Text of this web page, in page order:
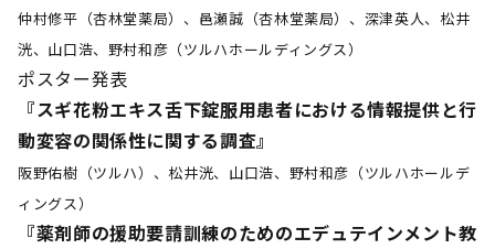
仲村修平（杏林堂薬局）、邑瀬誠（杏林堂薬局）、深津英人、松井
洸、山口浩、野村和彦（ツルハホールディングス）
ポスター発表
『スギ花粉エキス舌下錠服用患者における情報提供と行
動変容の関係性に関する調査』
阪野佑樹（ツルハ）、松井洸、山口浩、野村和彦（ツルハホールデ
ィングス）
『薬剤師の援助要請訓練のためのエデュテインメント教